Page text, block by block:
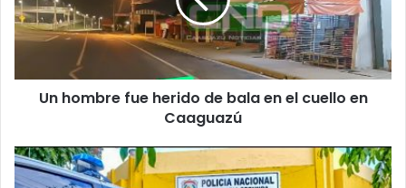
Un hombre fue herido de bala en el cuello en
Caaguazú